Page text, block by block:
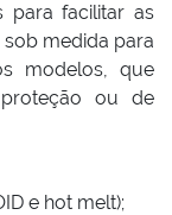
para facilitar as
medida para
modelos, que
ou de
e hot melt);